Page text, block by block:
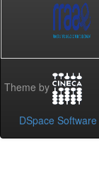
Theme by
DSpace Software